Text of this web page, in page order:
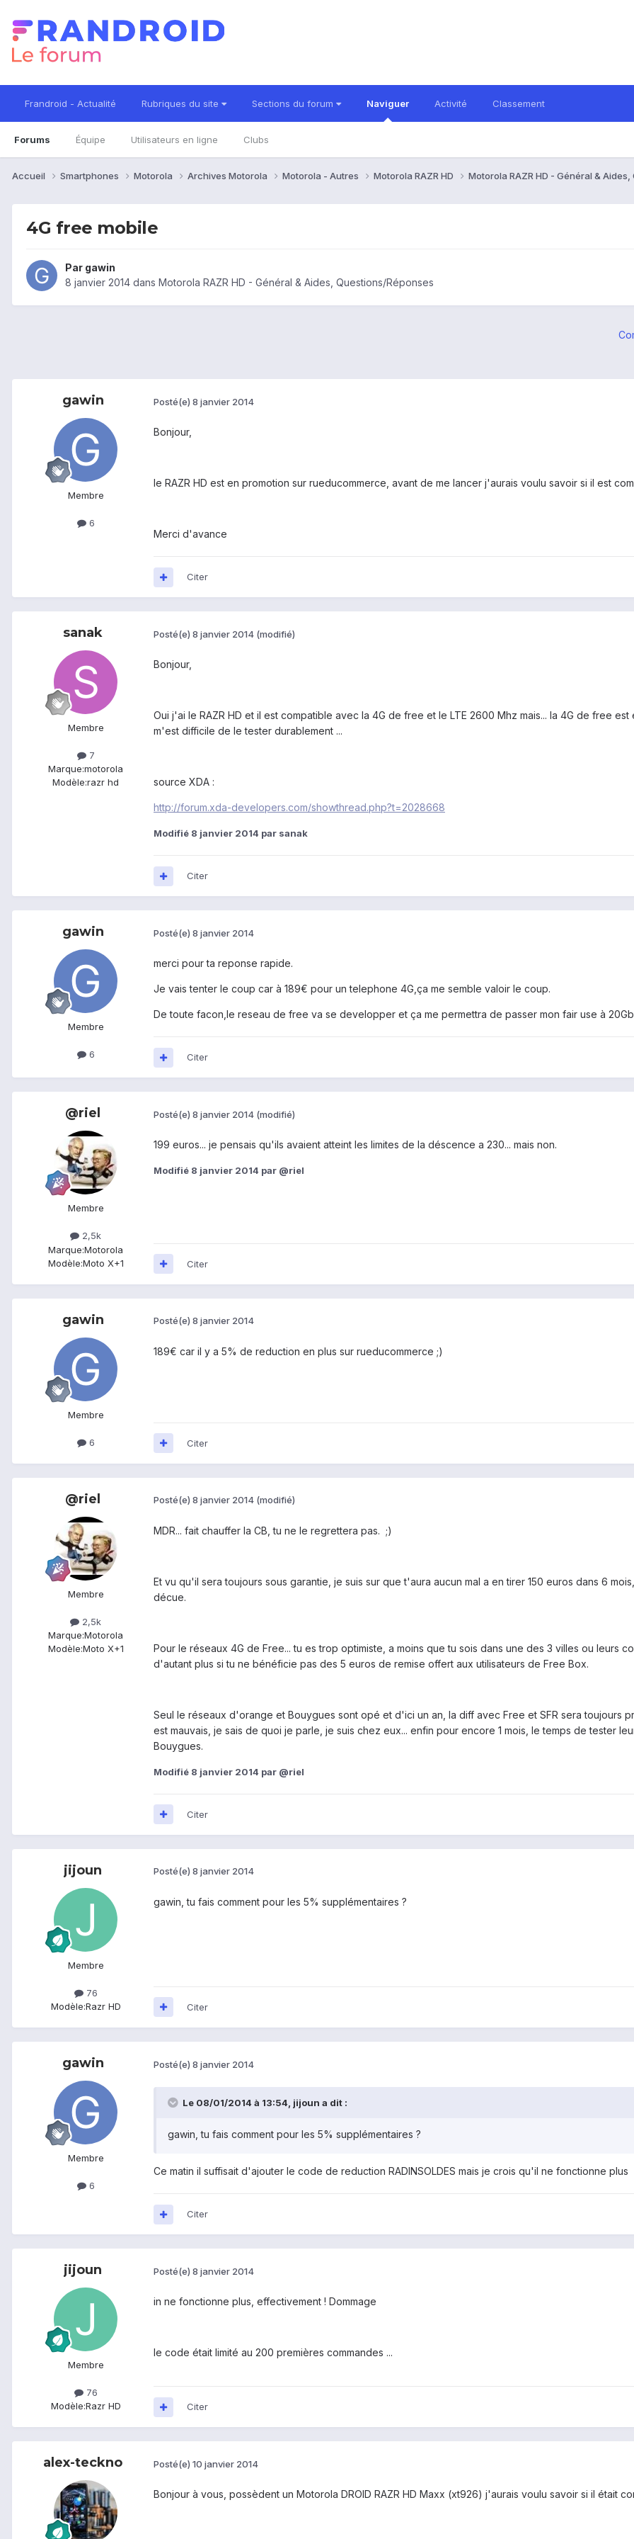
Frandroid - Actualité Rubriques du site Sections du forum Naviguer
Forums Équipe Utilisateurs en ligne Clubs
Activité Classement
Accueil Smartphones Motorola Archives Motorola Motorola - Autres Motorola RAZR HD Motorola RAZR HD - Général &
4G free mobile
Par gawin
8 janvier 2014 dans Motorola RAZR HD - Général & Aides, Questions/Réponses
gawin
Membre
6
Posté(e) 8 janvier 2014
Bonjour,
le RAZR HD est en promotion sur rueducommerce, avant de me lancer j'aurais voulu savoir si il est
Merci d'avance
Citer
sanak
Membre
7
Marque:motorola
Modèle:razr hd
Posté(e) 8 janvier 2014 (modifié)
Bonjour,
Oui j'ai le RAZR HD et il est compatible avec la 4G de free et le LTE 2600 Mhz mais... la 4G de free
m'est difficile de le tester durablement ...
source XDA :
http://forum.xda-developers.com/showthread.php?t=2028668
Modifié 8 janvier 2014 par sanak
Citer
gawin
Membre
6
Posté(e) 8 janvier 2014
merci pour ta reponse rapide.
Je vais tenter le coup car à 189€ pour un telephone 4G,ça me semble valoir le coup.
De toute facon,le reseau de free va se developper et ça me permettra de passer mon fair use à
Citer
@riel
Membre
2,5k
Marque:Motorola
Modèle:Moto X+1
Posté(e) 8 janvier 2014 (modifié)
199 euros... je pensais qu'ils avaient atteint les limites de la déscence a 230... mais non.
Modifié 8 janvier 2014 par @riel
Citer
gawin
Membre
6
Posté(e) 8 janvier 2014
189€ car il y a 5% de reduction en plus sur rueducommerce ;)
Citer
@riel
Membre
2,5k
Marque:Motorola
Modèle:Moto X+1
Posté(e) 8 janvier 2014 (modifié)
MDR... fait chauffer la CB, tu ne le regrettera pas. ;)
Et vu qu'il sera toujours sous garantie, je suis sur que t'aura aucun mal a en tirer 150 euros dans 6
décue.
Pour le réseaux 4G de Free... tu es trop optimiste, a moins que tu sois dans une des 3 villes ou leurs
d'autant plus si tu ne bénéficie pas des 5 euros de remise offert aux utilisateurs de Free Box.
Seul le réseaux d'orange et Bouygues sont opé et d'ici un an, la diff avec Free et SFR sera toujours
est mauvais, je sais de quoi je parle, je suis chez eux... enfin pour encore 1 mois, le temps de tester
Bouygues.
Modifié 8 janvier 2014 par @riel
Citer
jijoun
Membre
76
Modèle:Razr HD
Posté(e) 8 janvier 2014
gawin, tu fais comment pour les 5% supplémentaires ?
Citer
gawin
Membre
6
Posté(e) 8 janvier 2014
Le 08/01/2014 à 13:54, jijoun a dit :
gawin, tu fais comment pour les 5% supplémentaires ?
Ce matin il suffisait d'ajouter le code de reduction RADINSOLDES mais je crois qu'il ne fonctionne plus
Citer
jijoun
Membre
76
Modèle:Razr HD
Posté(e) 8 janvier 2014
in ne fonctionne plus, effectivement ! Dommage
le code était limité au 200 premières commandes ...
Citer
alex-teckno Posté(e) 10 janvier 2014
Bonjour à vous, possèdent un Motorola DROID RAZR HD Maxx (xt926) j'aurais voulu savoir si il était